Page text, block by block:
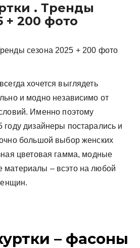
. Тренды
+ 200 фото
хочется выглядеть
и модно независимо от
Именно поэтому
дизайнеры постарались и
большой выбор женских
цветовая гамма, модные
– всэто на любой
– фасоны